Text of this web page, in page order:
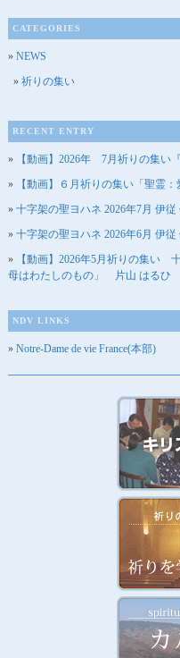
CATEGORIES
NEWS
祈りの集い
RECENT ENTRY
【動画】2026年 7月祈りの集い
【動画】６月祈りの集い「聖霊：
十字架の聖ヨハネ 2026年7月 伊従
十字架の聖ヨハネ 2026年6月 伊従
【動画】2026年5月祈りの集い
母はわたしのもの」 片山 はるひ
NDV LINKS
Notre-Dame de vie France(本部)